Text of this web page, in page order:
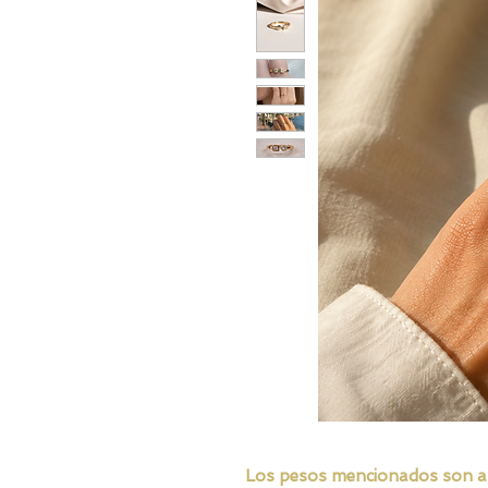
Los pesos mencionados son